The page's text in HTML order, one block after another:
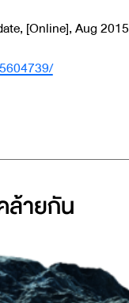
[Online], Aug 2015
ล้ายกัน